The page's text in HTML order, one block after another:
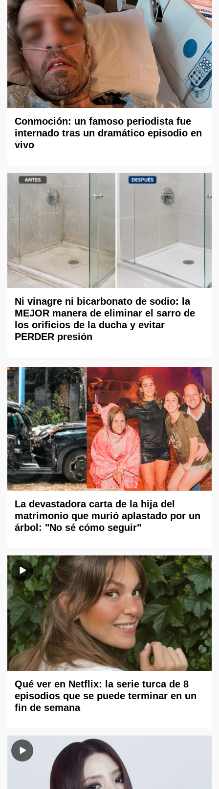
Conmoción: un famoso periodista fue
internado tras un dramático episodio en
vivo
Ni vinagre ni bicarbonato de sodio: la
MEJOR manera de eliminar el sarro de
los orificios de la ducha y evitar
PERDER presión
La devastadora carta de la hija del
matrimonio que murió aplastado por un
árbol: "No sé cómo seguir"
Qué ver en Netflix: la serie turca de 8
episodios que se puede terminar en un
fin de semana